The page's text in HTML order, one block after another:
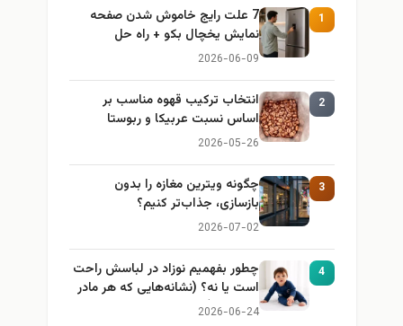
1
7 علت رایج خاموش شدن صفحه
نمایش یخچال بکو + راه حل
2026-06-09
2
انتخاب ترکیب قهوه مناسب بر
اساس نسبت عربیکا و ربوستا
2026-05-26
3
چگونه ویترین مغازه را بدون
بازسازی، جذاب‌تر کنیم؟
2026-07-02
4
چطور بفهمیم نوزاد در لباسش راحت
است یا نه؟ (نشانه‌هایی که هر مادر
باید بداند)
2026-06-24